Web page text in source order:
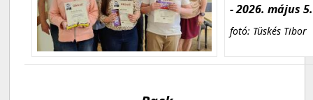
- 2026. május 5.
fotó: Tüskés Tibor